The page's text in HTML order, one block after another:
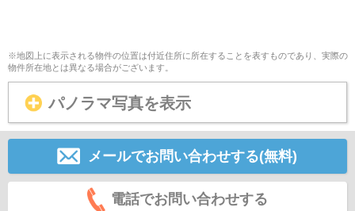
※地図上に表示される物件の位置は付近住所に所在することを表すものであり、実際の
物件所在地とは異なる場合がございます。
パノラマ写真を表示
メールでお問い合わせする(無料)
電話でお問い合わせする